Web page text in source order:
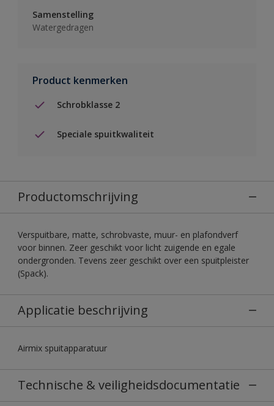
Samenstelling
Watergedragen
Product kenmerken
Schrobklasse 2
Speciale spuitkwaliteit
Productomschrijving
Verspuitbare, matte, schrobvaste, muur- en plafondverf
voor binnen. Zeer geschikt voor licht zuigende en egale
ondergronden. Tevens zeer geschikt over een spuitpleister
(Spack).
Applicatie beschrijving
Airmix spuitapparatuur
Technische & veiligheidsdocumentatie